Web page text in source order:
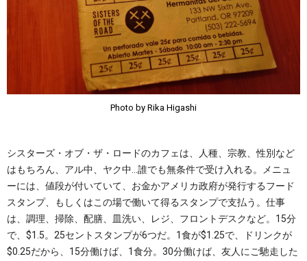
Photo by Rika Higashi
シスターズ・オブ・ザ・ロードのカフェは、人種、宗教、性別など
はもちろん、アル中、ヤク中…誰でも無条件で受け入れる。メニュ
ーには、値段が付いていて、お金かアメリカ政府が発行するフード
スタンプ、もしくはこの場で働いて得るスタンプで支払う。仕事
は、調理、掃除、配膳、皿洗い、レジ、フロントデスクなど。15分
で、$1.5。25セントスタンプが6つだ。1食が$1.25で、ドリンクが
$0.25だから、15分働けば、1食分。30分働けば、友人にご馳走した